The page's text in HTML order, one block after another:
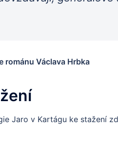
románu Václava Hrbka
Jaro v Kartágu ke stažení